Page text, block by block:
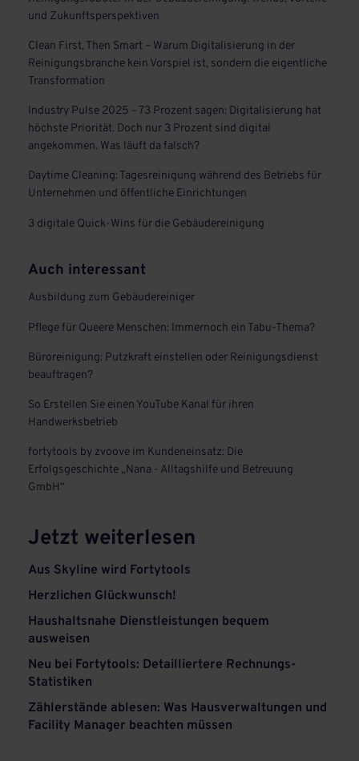
und Zukunftsperspektiven
Clean First, Then Smart – Warum Digitalisierung in der
Reinigungsbranche kein Vorspiel ist, sondern die eigentliche
Transformation
Industry Pulse 2025 – 73 Prozent sagen: Digitalisierung hat
höchste Priorität. Doch nur 3 Prozent sind digital
angekommen. Was läuft da falsch?
Daytime Cleaning: Tagesreinigung während des Betriebs für
Unternehmen und öffentliche Einrichtungen
3 digitale Quick-Wins für die Gebäudereinigung
Auch interessant
Ausbildung zum Gebäudereiniger
Pflege für Queere Menschen: Immernoch ein Tabu-Thema?
Büroreinigung: Putzkraft einstellen oder Reinigungsdienst
beauftragen?
So Erstellen Sie einen YouTube Kanal für ihren
Handwerksbetrieb
fortytools by zvoove im Kundeneinsatz: Die
Erfolgsgeschichte „Nana - Alltagshilfe und Betreuung
GmbH“
Jetzt weiterlesen
Aus Skyline wird Fortytools
Herzlichen Glückwunsch!
Haushaltsnahe Dienstleistungen bequem
ausweisen
Neu bei Fortytools: Detailliertere Rechnungs-
Statistiken
Zählerstände ablesen: Was Hausverwaltungen und
Facility Manager beachten müssen